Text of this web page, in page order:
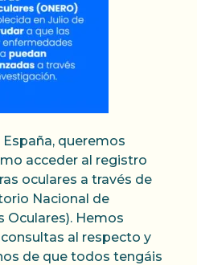
queremos
acceder al registro
oculares a través de
Nacional de
Oculares). Hemos
al respecto y
de que todos tengáis